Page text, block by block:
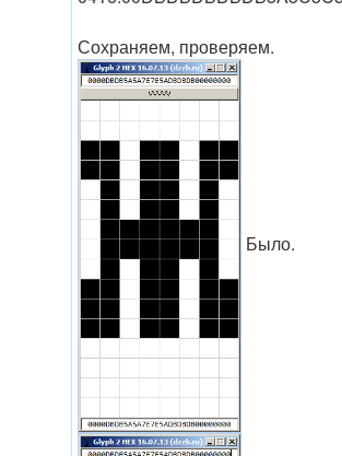
Сохраняем, проверяем.
Было.